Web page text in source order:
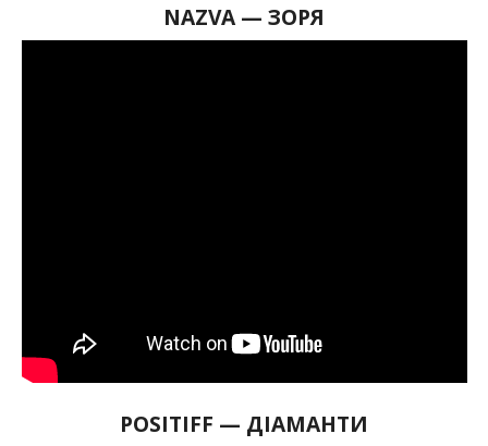
NAZVA — ЗОРЯ
POSITIFF — ДІАМАНТИ